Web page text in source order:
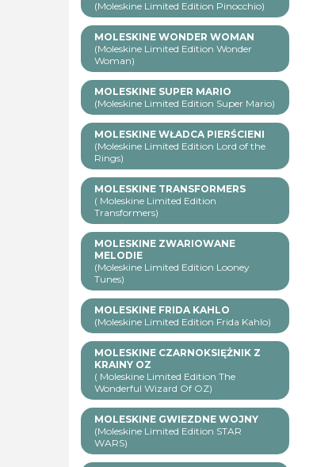
(Moleskine Limited Edition Pinocchio)
MOLESKINE WONDER WOMAN
(Moleskine Limited Edition Wonder
Woman)
MOLESKINE SUPER MARIO
(Moleskine Limited Edition Super Mario)
MOLESKINE WŁADCA PIERŚCIENI
(Moleskine Limited Edition Lord of the
Rings)
MOLESKINE TRANSFORMERS
( Moleskine Limited Edition
Transformers)
MOLESKINE ZWARIOWANE
MELODIE
(Moleskine Limited Edition Looney
Tunes)
MOLESKINE FRIDA KAHLO
(Moleskine Limited Edition Frida Kahlo)
MOLESKINE CZARNOKSIĘŻNIK Z
KRAINY OZ
( Moleskine Limited Edition The
Wonderful Wizard Of OZ)
MOLESKINE GWIEZDNE WOJNY
(Moleskine Limited Edition STAR
WARS)